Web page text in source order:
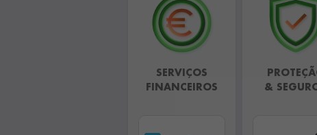
SERVIÇOS
FINANCEIROS
&